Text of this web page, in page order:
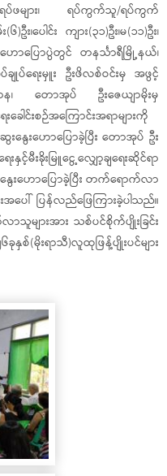
ပ်မိရပ်ဖများ၊ ‌ရပ်ကွက်သူ/ရပ်ကွက်
၊ပေါင်း ကျား(၃၁)ဦး၊မ(၁၁)ဦး၊
ောပြောပွဲတွင် တနင်္သာရီမြို့နယ်၊
ျုပ်ရေးမှူး ဦးဖိလစ်ဝင်းမှ အဖွင့်
းဌာန၊ တောအုပ် ဦးဇေယျာမိုးမှ
ါင်းစဉ်အကြောင်းအရာများကို
းဟောပြောခဲ့ပြီး တောအုပ် ဦး
းခိုးမြူငွေ့လျှော့ချရေးဆိုင်ရာ
းဟောပြောခဲ့ပြီး တက်ရောက်လာ
အပေါ် ပြန်လည်ဖြေကြားခဲ့ပါသည်။
ျားအား သစ်ပင်စိုက်ပျိုးခြင်း
စ်(မိုးရာသီ)လူထုဖြန့်ပျိုးပင်များ